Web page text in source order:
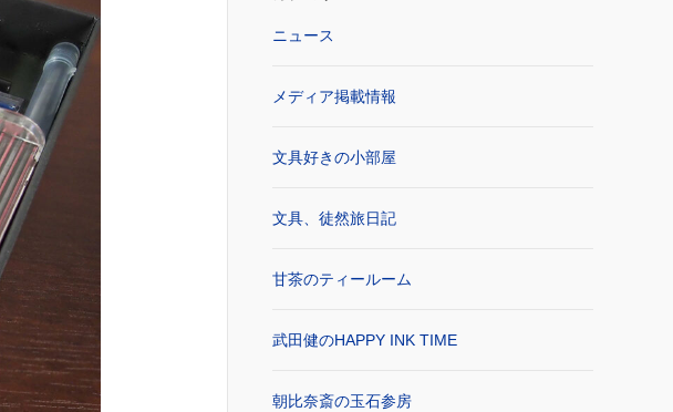
ニュース
メディア掲載情報
文具好きの小部屋
文具、徒然旅日記
甘茶のティールーム
武田健のHAPPY INK TIME
朝比奈斎の玉石参房